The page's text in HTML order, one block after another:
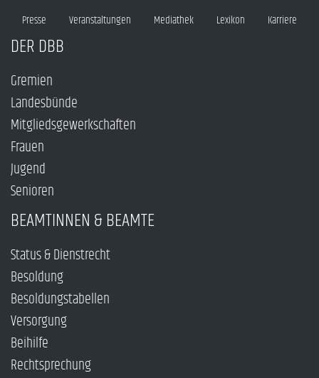
Presse Veranstaltungen Mediathek Lexikon Karriere
DER DBB
Gremien
Landesbünde
Mitgliedsgewerkschaften
Frauen
Jugend
Senioren
BEAMTINNEN & BEAMTE
Status & Dienstrecht
Besoldung
Besoldungstabellen
Versorgung
Beihilfe
Rechtsprechung